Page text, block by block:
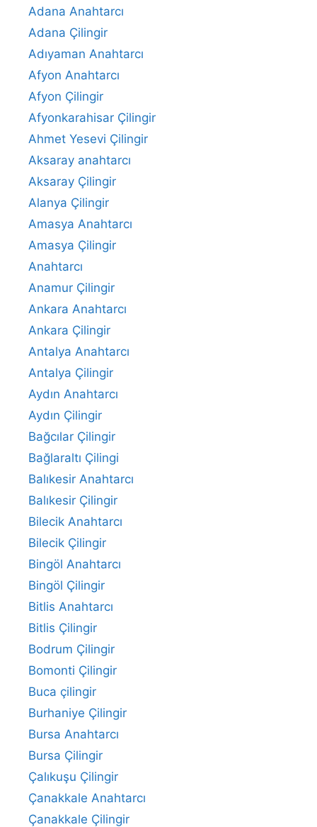
Adana Anahtarcı
Adana Çilingir
Adıyaman Anahtarcı
Afyon Anahtarcı
Afyon Çilingir
Afyonkarahisar Çilingir
Ahmet Yesevi Çilingir
Aksaray anahtarcı
Aksaray Çilingir
Alanya Çilingir
Amasya Anahtarcı
Amasya Çilingir
Anahtarcı
Anamur Çilingir
Ankara Anahtarcı
Ankara Çilingir
Antalya Anahtarcı
Antalya Çilingir
Aydın Anahtarcı
Aydın Çilingir
Bağcılar Çilingir
Bağlaraltı Çilingi
Balıkesir Anahtarcı
Balıkesir Çilingir
Bilecik Anahtarcı
Bilecik Çilingir
Bingöl Anahtarcı
Bingöl Çilingir
Bitlis Anahtarcı
Bitlis Çilingir
Bodrum Çilingir
Bomonti Çilingir
Buca çilingir
Burhaniye Çilingir
Bursa Anahtarcı
Bursa Çilingir
Çalıkuşu Çilingir
Çanakkale Anahtarcı
Çanakkale Çilingir